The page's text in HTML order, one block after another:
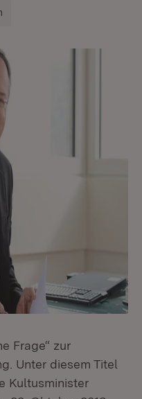
Frage“ zur
Unter diesem Titel
Kultusminister